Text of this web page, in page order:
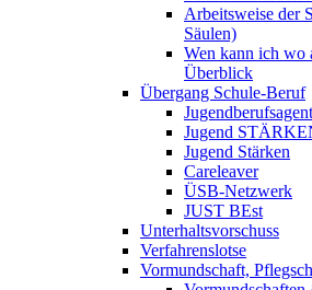
Arbeitsweise der
Säulen)
Wen kann ich wo
Überblick
Übergang Schule-Beruf
Jugend
Jugend Stärken
Careleaver
ÜSB-Netzwerk
JUST BEst
Unterhaltsvorschuss
Verfahrenslotse
Vormundschaft,